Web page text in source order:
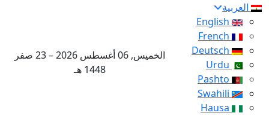
العربية
الخميس, 06 أغسطس 2026 – 23 صفر
1448 هـ